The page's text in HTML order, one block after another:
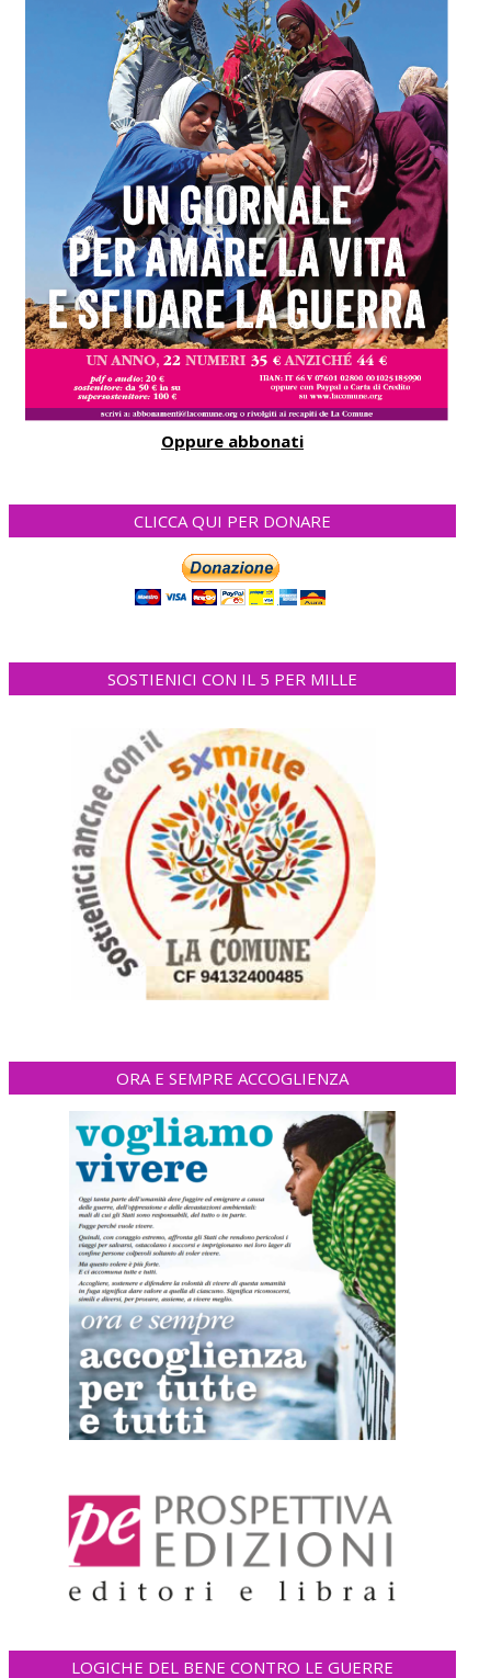
Oppure abbonati
CLICCA QUI PER DONARE
SOSTIENICI CON IL 5 PER MILLE
ORA E SEMPRE ACCOGLIENZA
LOGICHE DEL BENE CONTRO LE GUERRE